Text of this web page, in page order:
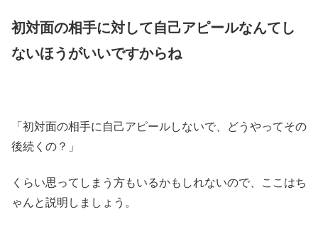
初対面の相手に対して自己アピールなんてし
ないほうがいいですからね
「初対面の相手に自己アピールしないで、どうやってその
後続くの？」
くらい思ってしまう方もいるかもしれないので、ここはち
ゃんと説明しましょう。